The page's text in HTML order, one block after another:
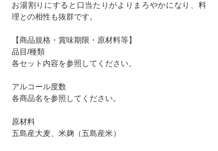
お湯割りにすると口当たりがよりまろやかになり、料
理との相性も抜群です。
【商品規格・賞味期限・原材料等】
品目/種類
各セット内容を参照してください。
アルコール度数
各商品名を参照してください。
原材料
五島産大麦、米麹（五島産米）